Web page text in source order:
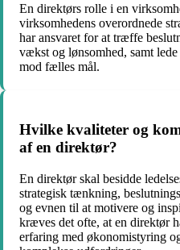
En direktørs rolle i en
virksomhedens overordnede
har ansvaret for at træffe
vækst og lønsomhed, samt
mod fælles mål.
Hvilke kvaliteter og
af en direktør?
En direktør skal besidde
strategisk tænkning,
og evnen til at motivere og
kræves det ofte, at en direktør
erfaring med økonomistyring